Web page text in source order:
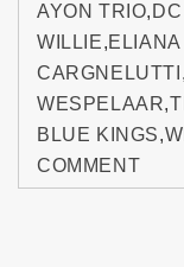
AYON TRIO,
WILLIE,ELIANA
CARGNELUTTI ,
WESPELAAR,
BLUE KINGS,
COMMENT